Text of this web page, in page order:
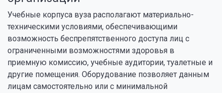
Учебные корпуса вуза располагают материально-
техническими условиями, обеспечивающими
возможность беспрепятственного доступа лиц с
ограниченными возможностями здоровья в
приемную комиссию, учебные аудитории, туалетные и
другие помещения. Оборудование позволяет данным
лицам самостоятельно или с минимальной